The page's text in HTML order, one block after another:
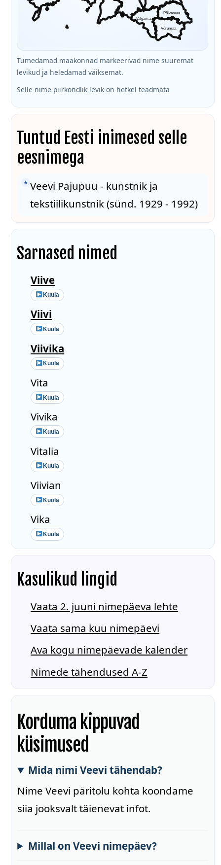
Põlvamaa
Võrumaa
Valgamaa
Tumedamad maakonnad markeerivad nime suuremat
levikud ja heledamad väiksemat.
Selle nime piirkondlik levik on hetkel teadmata
Tuntud Eesti inimesed selle
eesnimega
★ Veevi Pajupuu - kunstnik ja
tekstiilikunstnik (sünd. 1929 - 1992)
Sarnased nimed
Viive
Kuula
Viivi
Kuula
Viivika
Kuula
Vita
Kuula
Vivika
Kuula
Vitalia
Kuula
Viivian
Kuula
Vika
Kuula
Kasulikud lingid
Vaata 2. juuni nimepäeva lehte
Vaata sama kuu nimepäevi
Ava kogu nimepäevade kalender
Nimede tähendused A-Z
Korduma kippuvad
küsimused
Mida nimi Veevi tähendab?
Nime Veevi päritolu kohta koondame
siia jooksvalt täienevat infot.
Millal on Veevi nimepäev?